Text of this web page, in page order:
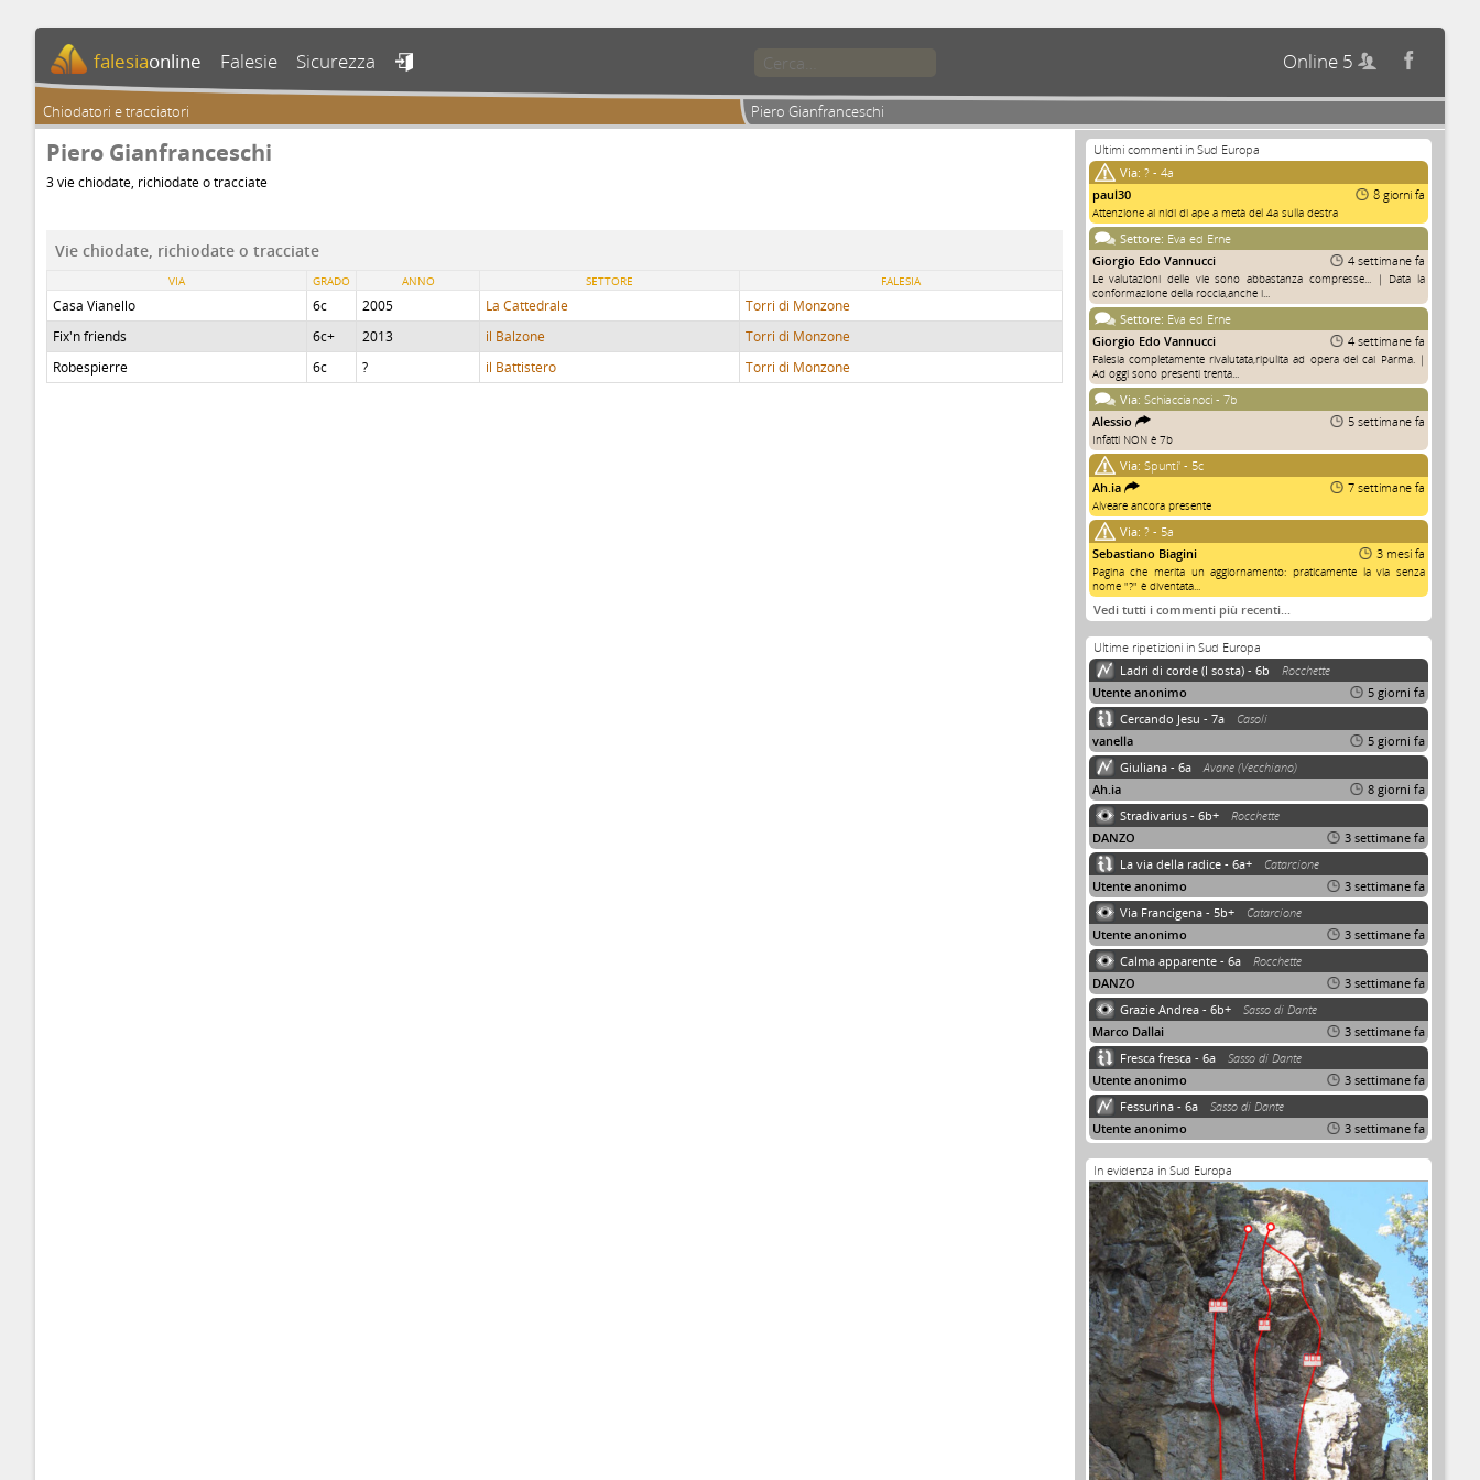
falesiaonline Falesie Sicurezza  Online 5 
Chiodatori e tracciatori Piero Gianfranceschi
Piero Gianfranceschi
3 vie chiodate, richiodate o tracciate
Vie chiodate, richiodate o tracciate
VIA GRADO ANNO SETTORE FALESIA
Casa Vianello 6c 2005 La Cattedrale
Torri di Monzone
Fix'n friends
6c+ 2013 il Balzone
Torri di Monzone
Robespierre
6c ? il Battistero Torri di Monzone
Ultimi commenti in Sud Europa
Via: ? - 4a
paul30
8 giorni fa
Attenzione ai nidi di ape a metà del 4a sulla destra
Settore: Eva ed Erne
Giorgio Edo Vannucci
4 settimane fa
Le valutazioni delle vie sono abbastanza compresse... | Data la
conformazione della roccia,anche i...
Settore: Eva ed Erne
Giorgio Edo Vannucci
4 settimane fa
Falesia completamente rivalutata,ripulita ad opera del cai Parma. |
Ad oggi sono presenti trenta...
Via: Schiaccianoci - 7b
Alessio
5 settimane fa
Infatti NON è 7b
Via: Spunti' - 5c
Ah.ia
7 settimane fa
Alveare ancora presente
Via: ? - 5a
Sebastiano Biagini
3 mesi fa
Pagina che merita un aggiornamento: praticamente la via senza
nome "?" è diventata...
Vedi tutti i commenti più recenti…
Ultime ripetizioni in Sud Europa
Ladri di corde (I sosta) - 6b
Rocchette
Utente anonimo
5 giorni fa
Cercando Jesu - 7a
Casoli
vanella
5 giorni fa
Giuliana - 6a
Avane (Vecchiano)
Ah.ia
8 giorni fa
Stradivarius - 6b+
Rocchette
DANZO
3 settimane fa
La via della radice - 6a+
Catarcione
Utente anonimo
3 settimane fa
Via Francigena - 5b+
Catarcione
Utente anonimo
3 settimane fa
Calma apparente - 6a
Rocchette
DANZO
3 settimane fa
Grazie Andrea - 6b+
Sasso di Dante
Marco Dallai
3 settimane fa
Fresca fresca - 6a
Sasso di Dante
Utente anonimo
3 settimane fa
Fessurina - 6a
Sasso di Dante
Utente anonimo
3 settimane fa
In evidenza in Sud Europa